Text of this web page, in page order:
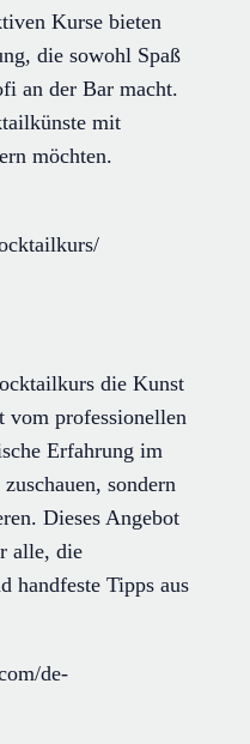
Kurse bieten
die sowohl Spaß
an der Bar macht.
mit
möchten.
die Kunst
vom professionellen
Erfahrung im
sondern
Dieses Angebot
alle, die
handfeste Tipps aus
de-